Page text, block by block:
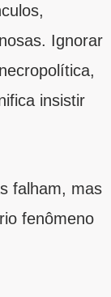
Ignorar
insistir
falham, mas
fenômeno